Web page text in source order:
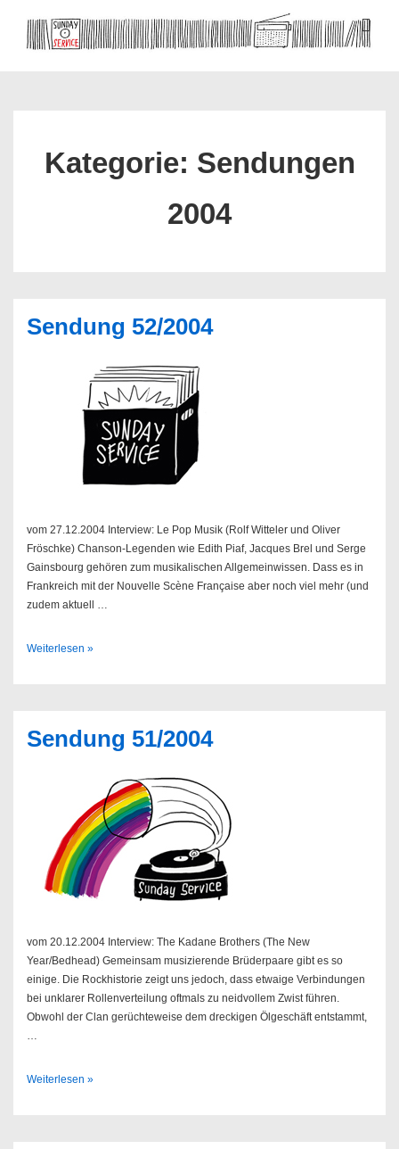
Kategorie: Sendungen
2004
Sendung 52/2004
vom 27.12.2004 Interview: Le Pop Musik (Rolf Witteler und Oliver
Fröschke) Chanson-Legenden wie Edith Piaf, Jacques Brel und Serge
Gainsbourg gehören zum musikalischen Allgemeinwissen. Dass es in
Frankreich mit der Nouvelle Scène Française aber noch viel mehr (und
zudem aktuell …
Sendung
Weiterlesen »
Sendung 51/2004
vom 20.12.2004 Interview: The Kadane Brothers (The New
Year/Bedhead) Gemeinsam musizierende Brüderpaare gibt es so
einige. Die Rockhistorie zeigt uns jedoch, dass etwaige Verbindungen
bei unklarer Rollenverteilung oftmals zu neidvollem Zwist führen.
Obwohl der Clan gerüchteweise dem dreckigen Ölgeschäft entstammt,
Sendung
Weiterlesen »